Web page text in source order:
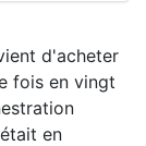
d'acheter
fois en vingt
en